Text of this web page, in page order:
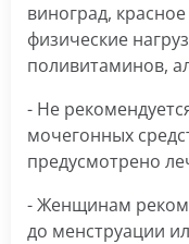
виноград,
физические
поливитаминов,
- Не
мочегонных
предусмотрено
- Женщинам
до менструации